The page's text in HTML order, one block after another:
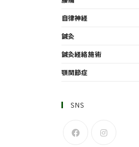
自律神経
鍼灸
鍼灸経絡施術
顎関節症
SNS